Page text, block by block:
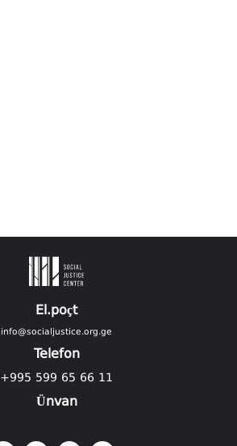
El.poçt
info@socialjustice.org.ge
Telefon
+995 599 65 66 11
Ünvan